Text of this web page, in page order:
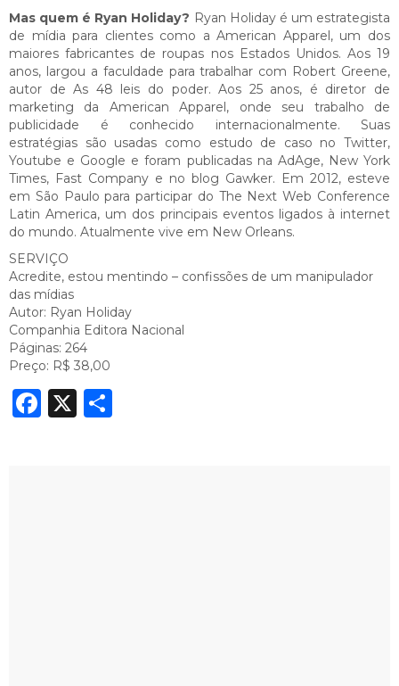
Mas quem é Ryan Holiday? Ryan Holiday é um estrategista
de mídia para clientes como a American Apparel, um dos
maiores fabricantes de roupas nos Estados Unidos. Aos 19
anos, largou a faculdade para trabalhar com Robert Greene,
autor de As 48 leis do poder. Aos 25 anos, é diretor de
marketing da American Apparel, onde seu trabalho de
publicidade é conhecido internacionalmente. Suas
estratégias são usadas como estudo de caso no Twitter,
Youtube e Google e foram publicadas na AdAge, New York
Times, Fast Company e no blog Gawker. Em 2012, esteve
em São Paulo para participar do The Next Web Conference
Latin America, um dos principais eventos ligados à internet
do mundo. Atualmente vive em New Orleans.
SERVIÇO
Acredite, estou mentindo – confissões de um manipulador
das mídias
Autor: Ryan Holiday
Companhia Editora Nacional
Páginas: 264
Preço: R$ 38,00
Facebook
X